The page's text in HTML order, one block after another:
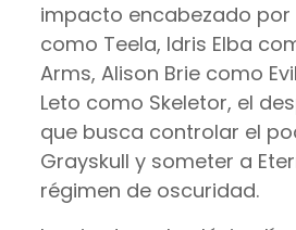
impacto encabezado por
como Teela, Idris Elba
Arms, Alison Brie como
Leto como Skeletor, el
que busca controlar el
Grayskull y someter a
régimen de oscuridad.